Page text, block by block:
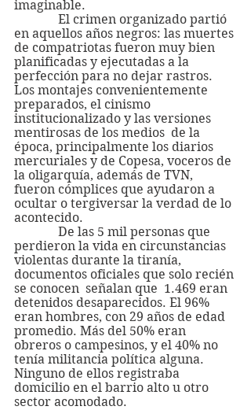
imaginable.
en aquellos años negros: las muertes
de compatriotas fueron muy bien
planificadas y ejecutadas a la
perfección para no dejar rastros.
Los montajes convenientemente
preparados, el cinismo
institucionalizado y las versiones
mentirosas de los medios  de la
época, principalmente los diarios
mercuriales y de Copesa, voceros de
la oligarquía, además de TVN,
fueron cómplices que ayudaron a
ocultar o tergiversar la verdad de lo
acontecido.
perdieron la vida en circunstancias
violentas durante la tiranía,
documentos oficiales que solo recién
se conocen  señalan que  1.469 eran
detenidos desaparecidos. El 96%
eran hombres, con 29 años de edad
promedio. Más del 50% eran
obreros o campesinos, y el 40% no
tenía militancia política alguna.
Ninguno de ellos registraba
domicilio en el barrio alto u otro
sector acomodado.